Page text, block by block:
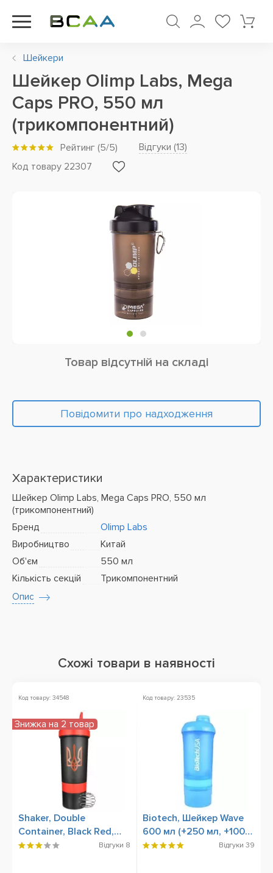
Шейкери
Шейкер Olimp Labs, Mega
Caps PRO, 550 мл
(трикомпонентний)
Рейтинг (5/5) Відгуки (13)
Код товару 22307
Товар відсутній на складі
Повідомити про надходження
Характеристики
Шейкер Olimp Labs, Mega Caps PRO, 550 мл
(трикомпонентний)
Бренд
Olimp Labs
Виробництво
Китай
Об'єм
550 мл
Кількість секцій
Трикомпонентний
Опис
Схожі товари в наявності
Код товару: 34548
Shaker, Double
Container, Black Red,
600 ml
Відгуки 8
Знижка на 2 товар
Код товару: 23535
Biotech, Шейкер Wave
600 мл (+250 мл, +100
мл) Shocking BlueВідгуки 39